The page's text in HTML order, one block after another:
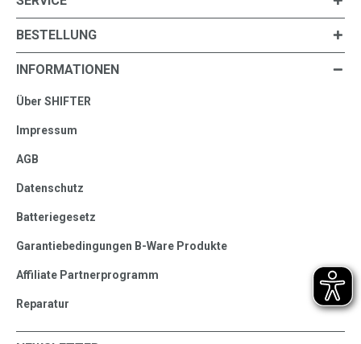
BESTELLUNG
INFORMATIONEN
Über SHIFTER
Impressum
AGB
Datenschutz
Batteriegesetz
Garantiebedingungen B-Ware Produkte
Affiliate Partnerprogramm
Reparatur